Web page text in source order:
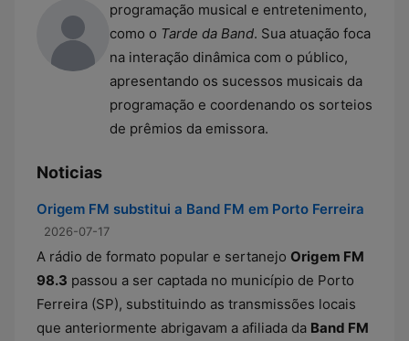
programação musical e entretenimento,
como o Tarde da Band. Sua atuação foca
na interação dinâmica com o público,
apresentando os sucessos musicais da
programação e coordenando os sorteios
de prêmios da emissora.
Noticias
Origem FM substitui a Band FM em Porto Ferreira
2026-07-17
A rádio de formato popular e sertanejo Origem FM
98.3 passou a ser captada no município de Porto
Ferreira (SP), substituindo as transmissões locais
que anteriormente abrigavam a afiliada da Band FM